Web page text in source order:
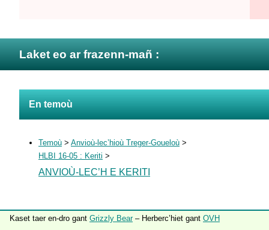
Laket eo ar frazenn-mañ :
En temoù
Temoù > Anvioù-lec’hioù Treger-Goueloù >
HLBI 16-05 : Keriti >
ANVIOÙ-LEC’H E KERITI
Kaset taer en-dro gant Grizzly Bear– Herberc’hiet gant OVH